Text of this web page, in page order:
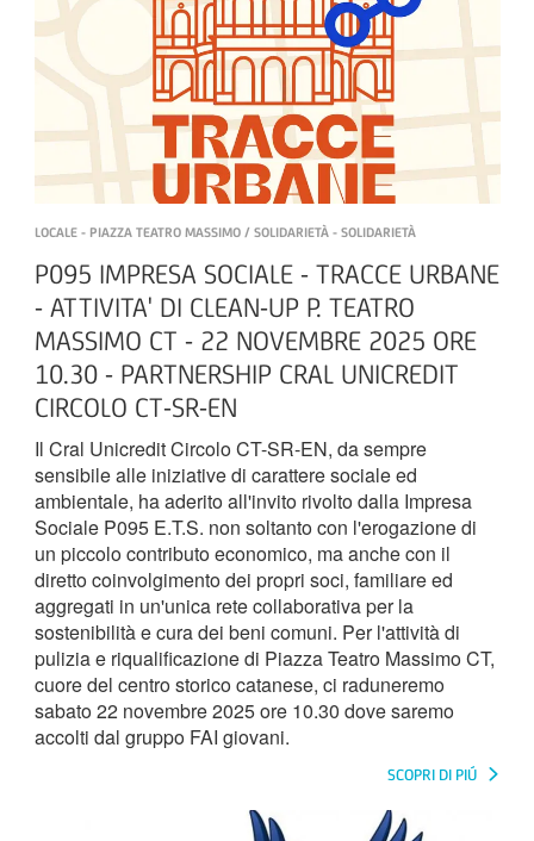
LOCALE - PIAZZA TEATRO MASSIMO / SOLIDARIETÀ - SOLIDARIETÀ
P095 IMPRESA SOCIALE - TRACCE URBANE
- ATTIVITA' DI CLEAN-UP P. TEATRO
MASSIMO CT - 22 NOVEMBRE 2025 ORE
10.30 - PARTNERSHIP CRAL UNICREDIT
CIRCOLO CT-SR-EN
Il Cral Unicredit Circolo CT-SR-EN, da sempre
sensibile alle iniziative di carattere sociale ed
ambientale, ha aderito all'invito rivolto dalla Impresa
Sociale P095 E.T.S. non soltanto con l'erogazione di
un piccolo contributo economico, ma anche con il
diretto coinvolgimento dei propri soci, familiare ed
aggregati in un'unica rete collaborativa per la
sostenibilità e cura dei beni comuni. Per l'attività di
pulizia e riqualificazione di Piazza Teatro Massimo CT,
cuore del centro storico catanese, ci raduneremo
sabato 22 novembre 2025 ore 10.30 dove saremo
accolti dal gruppo FAI giovani.
SCOPRI DI PIÚ